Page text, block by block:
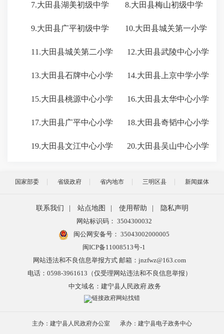
7.大田县湖美初级中学 8.大田县梅山初级中学
9.大田县广平初级中学 10.大田县城关第一小学
11.大田县城关第二小学 12.大田县武陵中心小学
13.大田县石牌中心小学 14.大田县上京中学小学
15.大田县桃源中心小学 16.大田县太华中心小学
17.大田县广平中心小学 18.大田县奇韬中心小学
19.大田县文江中心小学 20.大田县吴山中心小学
国家部委 省级政府 省内地市 三明区县 新闻媒体
联系我们 站点地图 使用帮助
隐私声明
网站标识码： 3504300032
闽公网安备号： 35043002000005
闽ICP备11008513号-1
网站违法和不良信息举报方式 邮箱：jnzfwz@163.com
电话：0598-3961613（仅受理网站违法和不良信息举报）
中文域名：建宁县人民政府.政务
主办：建宁县人民政府办公室 承办：建宁县电子政务中心